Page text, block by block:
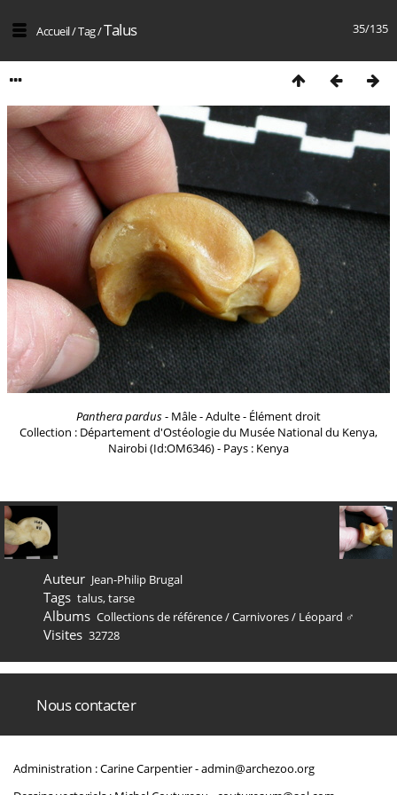
35/135
Accueil/Tag/Talus
Panthera pardus- Mâle - Adulte - Élément droit
Collection : Département d'Ostéologie du Musée National du Kenya,
Nairobi (Id:OM6346) - Pays : Kenya
Auteur Jean-Philip Brugal
Tags talus,tarse
Albums Collections de référence/Carnivores/ Léopard ♂
Visites 32728
Nous contacter
Administration : Carine Carpentier -admin@archezoo.org